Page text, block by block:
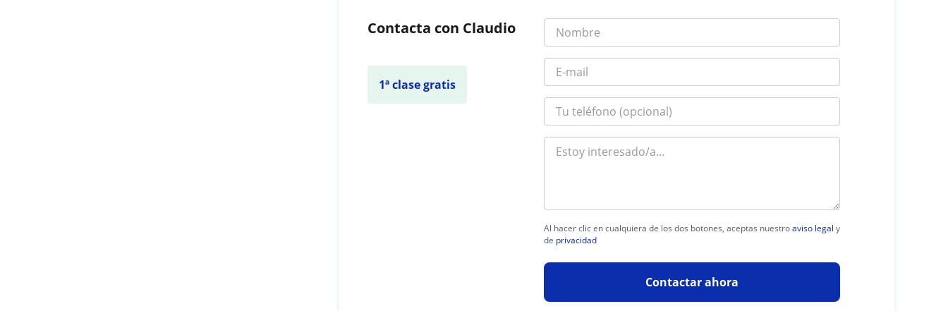
Contacta con Claudio
1ª clase gratis
Al hacer clic en cualquiera de los dos botones, aceptas nuestroaviso legal y
de privacidad
Contactar ahora